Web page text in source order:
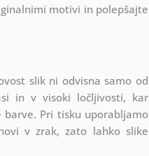
motivi in polepšajte
slik ni odvisna samo od
in v visoki ločljivosti, kar
Pri tisku uporabljamo
v zrak, zato lahko slike